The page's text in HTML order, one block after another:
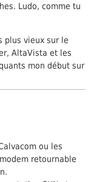
Ludo, comme tu
plus vieux sur le
AltaVista et les
mon début sur
ou les
retournable